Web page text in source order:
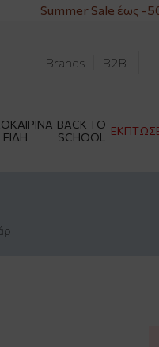
Summer Sale έως -
Brands B2B
ΕΙΔΗ
BACK TO
SCHOOL